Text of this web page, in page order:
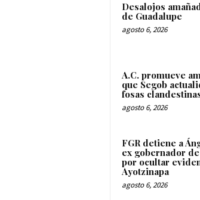
Desalojos
de Guadalupe
agosto 6, 2026
A.C. promueve
que Segob
fosas
agosto 6, 2026
FGR detiene a
ex gobernador
por ocultar
Ayotzinapa
agosto 6, 2026